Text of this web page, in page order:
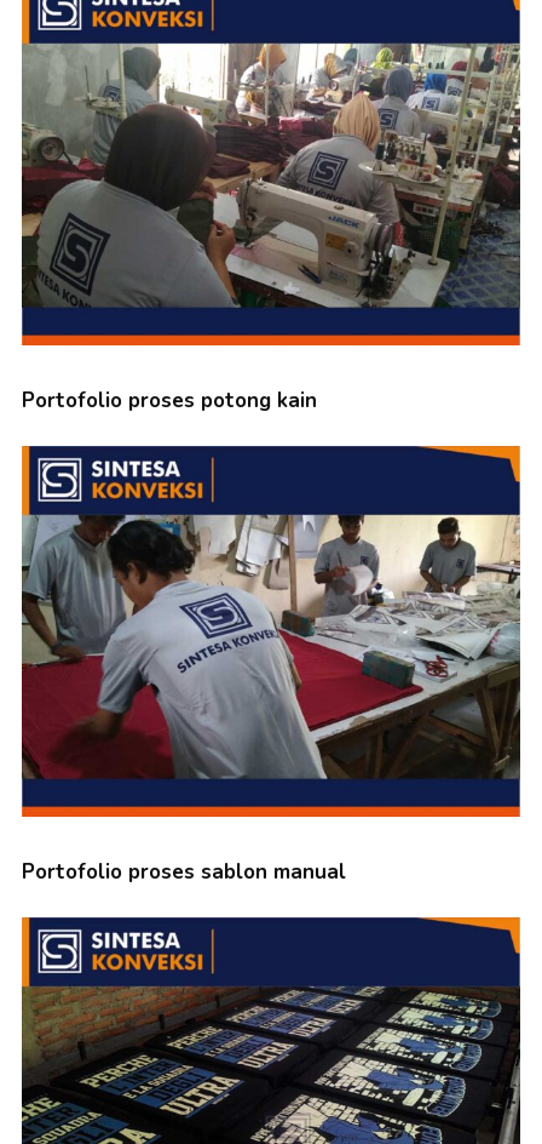
Portofolio proses potong kain
Portofolio proses sablon manual